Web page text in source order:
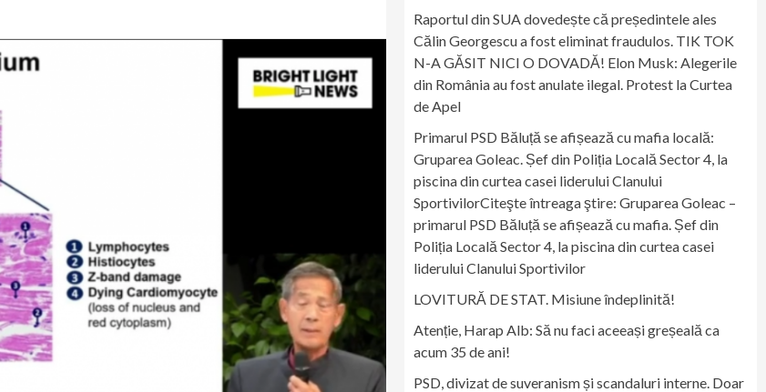
Raportul din SUA dovedește că președintele ales
Călin Georgescu a fost eliminat fraudulos. TIK TOK
N-A GĂSIT NICI O DOVADĂ! Elon Musk: Alegerile
din România au fost anulate ilegal. Protest la Curtea
de Apel
Primarul PSD Băluță se afișează cu mafia locală:
Gruparea Goleac. Șef din Poliția Locală Sector 4, la
piscina din curtea casei liderului Clanului
SportivilorCiteşte întreaga ştire: Gruparea Goleac –
primarul PSD Băluță se afișează cu mafia. Șef din
Poliția Locală Sector 4, la piscina din curtea casei
liderului Clanului Sportivilor
LOVITURĂ DE STAT. Misiune îndeplinită!
Atenție, Harap Alb: Să nu faci aceeași greșeală ca
acum 35 de ani!
PSD, divizat de suveranism și scandaluri interne. Doar